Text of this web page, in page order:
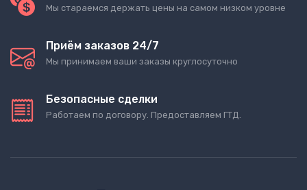
Мы стараемся держать цены на самом низком уровне
Приём заказов 24/7
Мы принимаем ваши заказы круглосуточно
Безопасные сделки
Работаем по договору. Предоставляем ГТД.